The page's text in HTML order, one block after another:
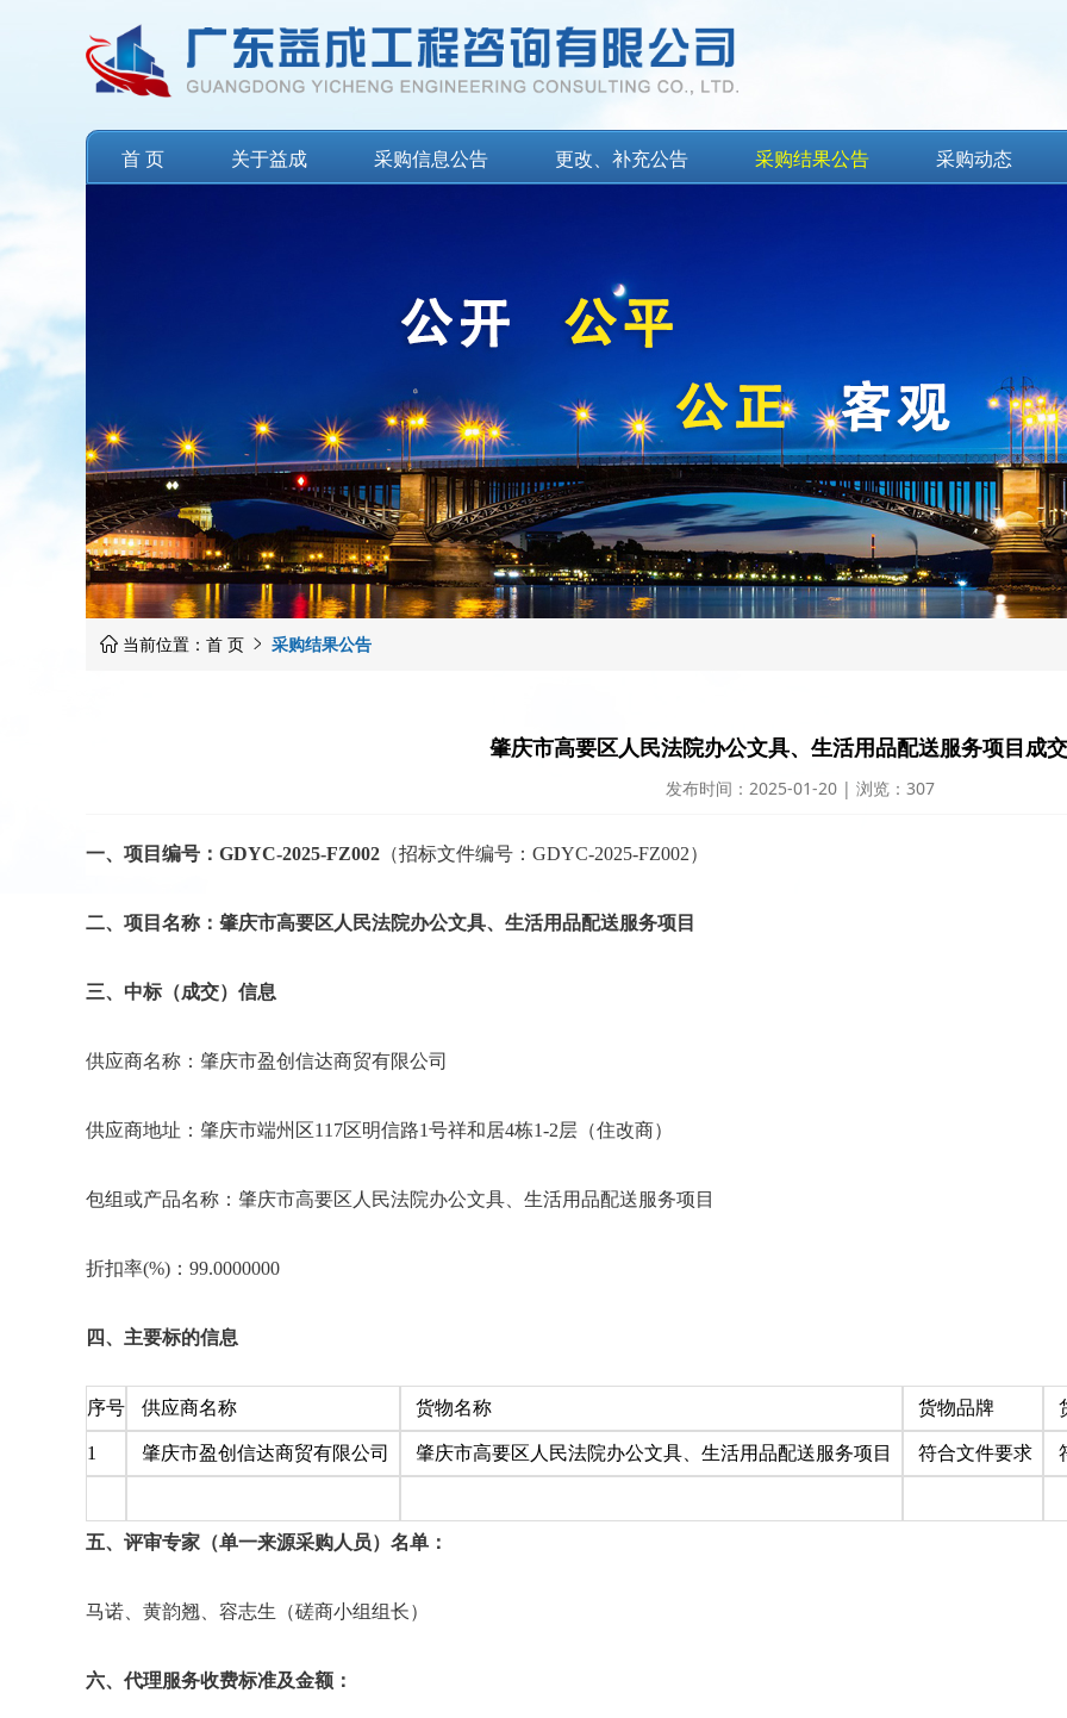
首 页 关于益成 采购信息公告 更改、补充公告 采购结果公告 采购动态
 当前位置： 首 页  采购结果公告
肇庆市高要区人民法院办公文具、生活用品配送服务项目成
发布时间：2025-01-20 | 浏览：307
一、项目编号：GDYC-2025-FZ002 （招标文件编号：GDYC-2025-FZ002）
二、项目名称：肇庆市高要区人民法院办公文具、生活用品配送服务项目
三、中标（成交）信息
供应商名称：肇庆市盈创信达商贸有限公司
供应商地址：肇庆市端州区117区明信路1号祥和居4栋1-2层（住改商）
包组或产品名称：肇庆市高要区人民法院办公文具、生活用品配送服务项目
折扣率(%)：99.0000000
四、主要标的信息
序号 供应商名称 货物名称 货物品牌
1 肇庆市盈创信达商贸有限公司 肇庆市高要区人民法院办公文具、生活用品配送服务项目 符合文件要求
五、评审专家（单一来源采购人员）名单：
马诺、黄韵翘、容志生（磋商小组组长）
六、代理服务收费标准及金额：